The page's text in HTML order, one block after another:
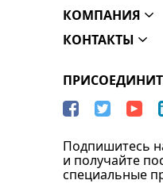
КОМПАНИЯ
КОНТАКТЫ
Подпишитесь
и получайте
специальные